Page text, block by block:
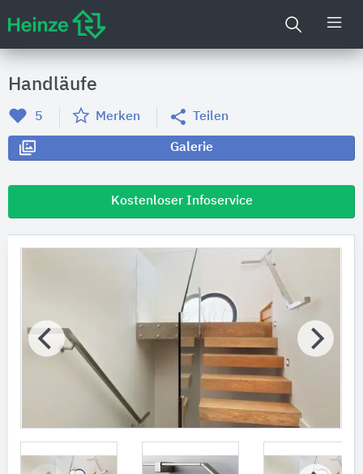
Handläufe
5 Merken Teilen
Galerie
Kostenloser Infoservice